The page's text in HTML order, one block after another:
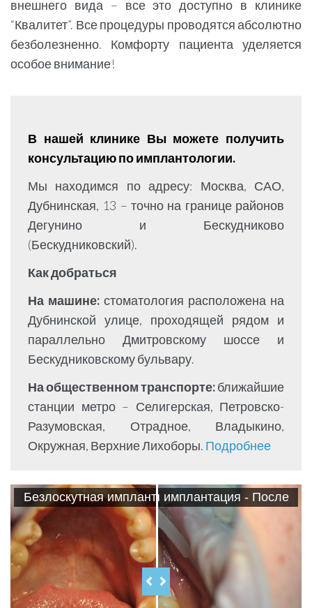
внешнего вида – все это доступно в клинике
“Квалитет”. Все процедуры проводятся абсолютно
безболезненно. Комфорту пациента уделяется
особое внимание!
В нашей клинике Вы можете получить
консультацию по имплантологии.
Мы находимся по адресу: Москва, САО,
Дубнинская, 13 – точно на границе районов
Дегунино и Бескудниково
(Бескудниковский).
Как добраться
На машине: стоматология расположена на
Дубнинской улице, проходящей рядом и
параллельно Дмитровскому шоссе и
Бескудниковскому бульвару.
На общественном транспорте:ближайшие
станции метро – Селигерская, Петровско-
Разумовская, Отрадное, Владыкино,
Окружная, Верхние Лихоборы. Подробнее
Безлоскутная имплантация - До
Безлоскутная имплантация - После